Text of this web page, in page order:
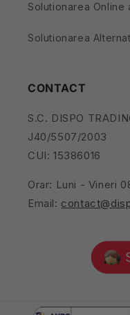
Solutionarea Online
Solutionarea
CONTACT
S.C. DISPO
J40/5507/2003
CUI: 15386016
Orar: Luni - Vineri
Email: